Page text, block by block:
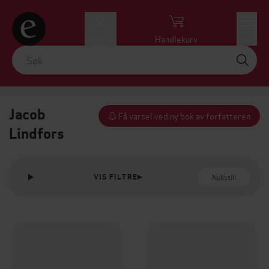
Handlekurv
Jacob
Lindfors
Få varsel ved ny bok av forfatteren
VIS FILTRE Nullstill